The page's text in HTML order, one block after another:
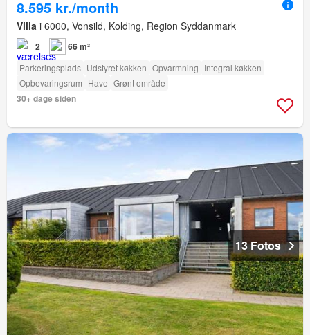
8.595 kr./month
Villa i 6000, Vonsild, Kolding, Region Syddanmark
2 66 m²
Parkeringsplads Udstyret køkken Opvarmning Integral køkken
Opbevaringsrum Have Grønt område
30+ dage siden
13 Fotos